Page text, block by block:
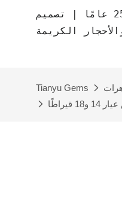
مصنع مجوهرات حسب الطلب بخبرة تزيد عن 25 عامًا | تصميم CAD مجاني | مجوهرات
الكريمة
Tianyu Gems